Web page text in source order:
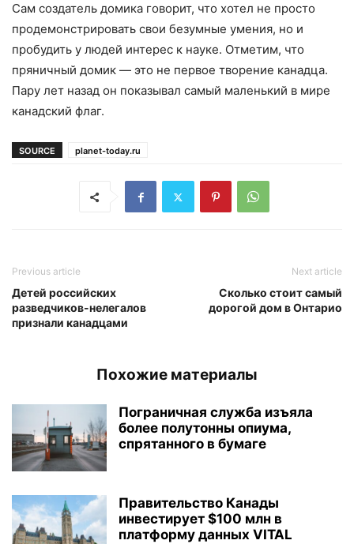
Сам создатель домика говорит, что хотел не просто
продемонстрировать свои безумные умения, но и
пробудить у людей интерес к науке. Отметим, что
пряничный домик — это не первое творение канадца.
Пару лет назад он показывал самый маленький в мире
канадский флаг.
SOURCE planet-today.ru
Previous article
Детей российских
разведчиков-нелегалов
признали канадцами
Next article
Сколько стоит самый
дорогой дом в Онтарио
Похожие материалы
Пограничная служба изъяла
более полутонны опиума,
спрятанного в бумаге
Правительство Канады
инвестирует $100 млн в
платформу данных VITAL